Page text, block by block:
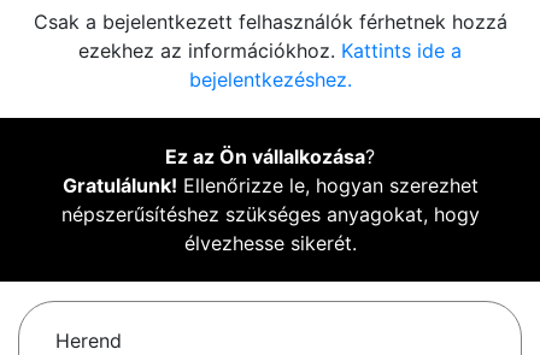
Csak a bejelentkezett felhasználók férhetnek hozzá
ezekhez az információkhoz. Kattints ide a
bejelentkezéshez.
Ez az Ön vállalkozása?
Gratulálunk! Ellenőrizze le, hogyan szerezhet
népszerűsítéshez szükséges anyagokat, hogy
élvezhesse sikerét.
Herend